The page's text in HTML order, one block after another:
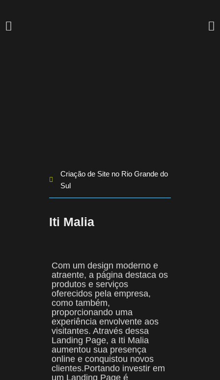
Criação de Site no Rio Grande do
Sul
Iti Malia
produtos e serviços
oferecidos pela empresa,
como também,
proporcionando uma
experiência envolvente aos
visitantes. Através dessa
Landing Page, a Iti Malia
aumentou sua presença
online e conquistou novos
clientes.Portando investir em
um Landing Page é
fundamental para captar
novos Leads